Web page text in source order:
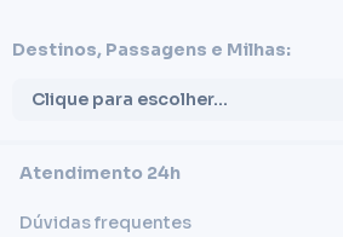
Destinos, Passagens e Milhas:
Clique para escolher...
Atendimento 24h
Dúvidas frequentes